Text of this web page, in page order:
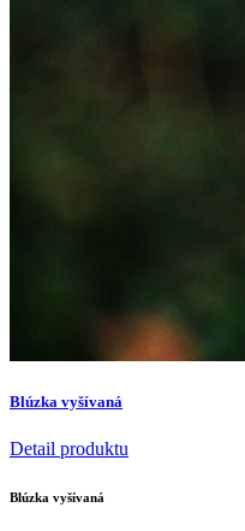
Blúzka vyšívaná
Detail produktu
Blúzka vyšívaná